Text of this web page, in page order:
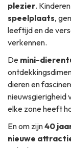
plezier.
speelplaats,
leeftijd en de
verkennen.
De mini-
dieren en
nieuwsgierigheid
elke zone heeft
En om zijn40
nieuwe